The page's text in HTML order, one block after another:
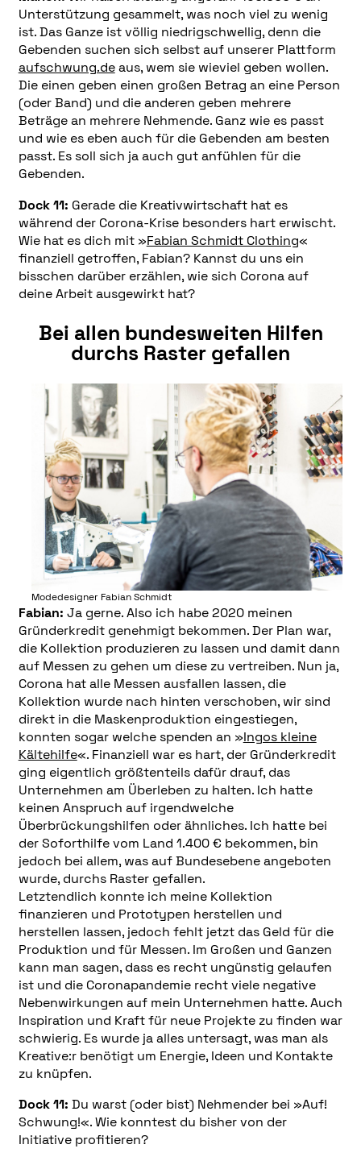
Unterstützung gesammelt, was noch viel zu wenig
ist. Das Ganze ist völlig niedrigschwellig, denn die
Gebenden suchen sich selbst auf unserer Plattform
aufschwung.deaus, wem sie wieviel geben wollen.
Die einen geben einen großen Betrag an eine Person
(oder Band) und die anderen geben mehrere
Beträge an mehrere Nehmende. Ganz wie es passt
und wie es eben auch für die Gebenden am besten
passt. Es soll sich ja auch gut anfühlen für die
Gebenden.
Dock 11: Gerade die Kreativwirtschaft hat es
während der Corona-Krise besonders hart erwischt.
Wie hat es dich mit »Fabian Schmidt Clothing«
finanziell getroffen, Fabian? Kannst du uns ein
bisschen darüber erzählen, wie sich Corona auf
deine Arbeit ausgewirkt hat?
Bei allen bundesweiten Hilfen
durchs Raster gefallen
Modedesigner Fabian Schmidt
Fabian: Ja gerne. Also ich habe 2020 meinen
Gründerkredit genehmigt bekommen. Der Plan war,
die Kollektion produzieren zu lassen und damit dann
auf Messen zu gehen um diese zu vertreiben. Nun ja,
Corona hat alle Messen ausfallen lassen, die
Kollektion wurde nach hinten verschoben, wir sind
direkt in die Maskenproduktion eingestiegen,
konnten sogar welche spenden an »Ingos kleine
Kältehilfe«. Finanziell war es hart, der Gründerkredit
ging eigentlich größtenteils dafür drauf, das
Unternehmen am Überleben zu halten. Ich hatte
keinen Anspruch auf irgendwelche
Überbrückungshilfen oder ähnliches. Ich hatte bei
der Soforthilfe vom Land 1.400 € bekommen, bin
jedoch bei allem, was auf Bundesebene angeboten
wurde, durchs Raster gefallen.
Letztendlich konnte ich meine Kollektion
finanzieren und Prototypen herstellen und
herstellen lassen, jedoch fehlt jetzt das Geld für die
Produktion und für Messen. Im Großen und Ganzen
kann man sagen, dass es recht ungünstig gelaufen
ist und die Coronapandemie recht viele negative
Nebenwirkungen auf mein Unternehmen hatte. Auch
Inspiration und Kraft für neue Projekte zu finden war
schwierig. Es wurde ja alles untersagt, was man als
Kreative:r benötigt um Energie, Ideen und Kontakte
zu knüpfen.
Dock 11: Du warst (oder bist) Nehmender bei »Auf!
Schwung!«. Wie konntest du bisher von der
Initiative profitieren?